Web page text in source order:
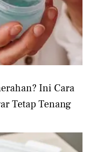
Ini Cara
Tetap Tenang